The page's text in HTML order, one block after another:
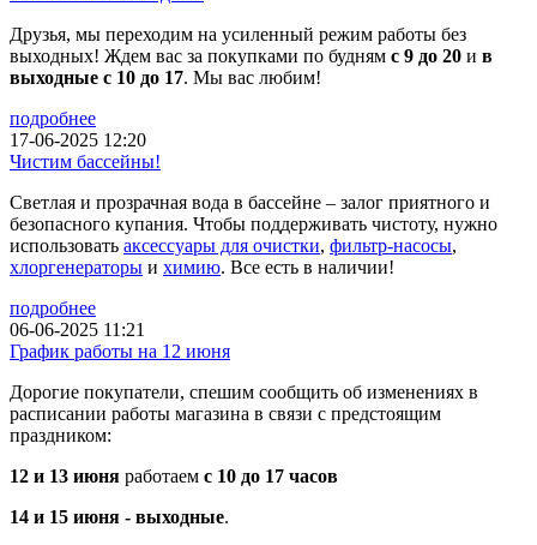
Друзья, мы переходим на усиленный режим работы без
выходных! Ждем вас за покупками по будням с 9 до 20 и в
выходные с 10 до 17. Мы вас любим!
подробнее
17-06-2025 12:20
Чистим бассейны!
Светлая и прозрачная вода в бассейне – залог приятного и
безопасного купания. Чтобы поддерживать чистоту, нужно
использовать аксессуары для очистки, фильтр-насосы,
хлоргенераторы и химию. Все есть в наличии!
подробнее
06-06-2025 11:21
График работы на 12 июня
Дорогие покупатели, спешим сообщить об изменениях в
расписании работы магазина в связи с предстоящим
праздником:
12 и 13 июня работаем с 10 до 17 часов
14 и 15 июня - выходные.